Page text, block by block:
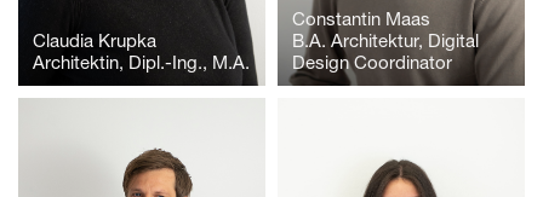
Claudia Krupka
Architektin, Dipl.-Ing., M.A.
Constantin Maas
B.A. Architektur, Digital
Design Coordinator